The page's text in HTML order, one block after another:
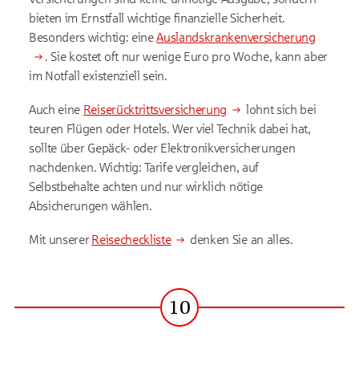
bieten im Ernstfall wichtige finanzielle Sicherheit.
Besonders wichtig: eineAuslandskrankenversicherung
. Sie kostet oft nur wenige Euro pro Woche, kann aber
im Notfall existenziell sein.
Auch eine Reiserücktrittsversicherung
lohnt sich bei
teuren Flügen oder Hotels. Wer viel Technik dabei hat,
sollte über Gepäck- oder Elektronikversicherungen
nachdenken. Wichtig: Tarife vergleichen, auf
Selbstbehalte achten und nur wirklich nötige
Absicherungen wählen.
Mit unsererReisecheckliste denken Sie an alles.
Schritt
10